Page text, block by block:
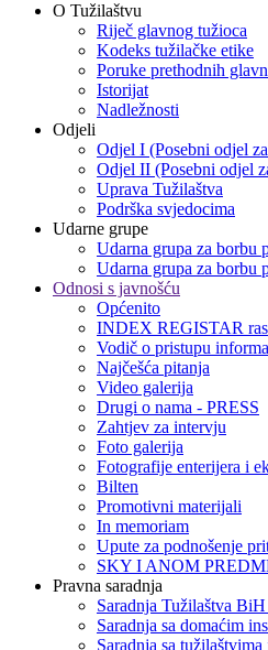
O Tužilaštvu
Riječ glavnog tužioca
Kodeks tužilačke etike
Poruke prethodnih
Istorijat
Nadležnosti
Odjeli
Odjel I (Posebni odjel
Odjel II (Posebni odjel
Uprava Tužilaštva
Podrška svjedocima
Udarne grupe
Udarna grupa za borbu
Udarna grupa za borbu
Odnosi s javnošću
Općenito
INDEX REGISTAR
Vodič o pristupu
Najčešća pitanja
Video galerija
Drugi o nama - PRESS
Zahtjev za intervju
Foto galerija
Fotografije enterijera i
Bilten
Promotivni materijali
In memoriam
Upute za podnošenje
SKY I ANOM
Pravna saradnja
Saradnja Tužilaštva
Saradnja sa domaćim
Saradnja sa